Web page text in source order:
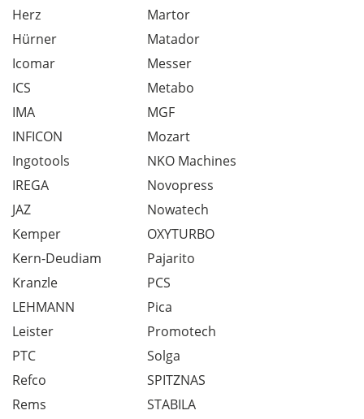
Herz
Hürner
Icomar
ICS
IMA
INFICON
Ingotools
IREGA
JAZ
Kemper
Kern-Deudiam
Kranzle
LEHMANN
Leister
Martor
Matador
Messer
Metabo
MGF
Mozart
NKO Machines
Novopress
Nowatech
OXYTURBO
Pajarito
PCS
Pica
Promotech
PTC
Refco
Rems
Solga
SPITZNAS
STABILA